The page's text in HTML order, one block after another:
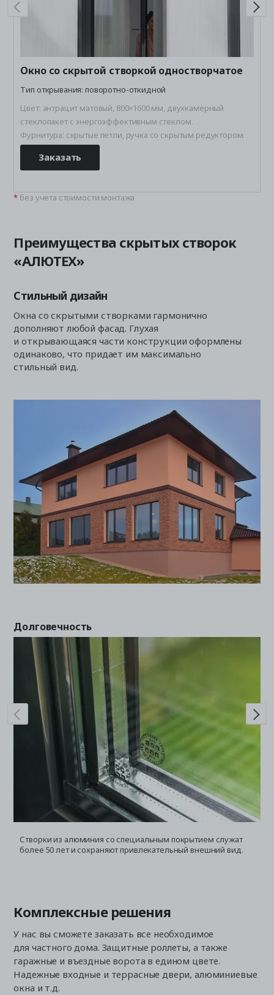
Окно со скрытой створкой одностворчатое
Тип открывания: поворотно-откидной
Цвет: антрацит матовый, 800×1600 мм, двухкамерный
стеклопакет с энергоэффективным стеклом.
Фурнитура: скрытые петли, ручка со скрытым редуктором.
Заказать
без учета стоимости монтажа
Преимущества скрытых створок
«АЛЮТЕХ»
Стильный дизайн
Окна со скрытыми створками гармонично
дополняют любой фасад. Глухая
и открывающаяся части конструкции оформлены
одинаково, что придает им максимально
стильный вид.
Долговечность
Створки из алюминия со специальным покрытием служат
более 50 лет и сохраняют привлекательный внешний вид.
Комплексные решения
У нас вы сможете заказать все необходимое
для частного дома. Защитные роллеты, а также
гаражные и въездные ворота в едином цвете.
Надежные входные и террасные двери, алюминиевые
окна и т.д.